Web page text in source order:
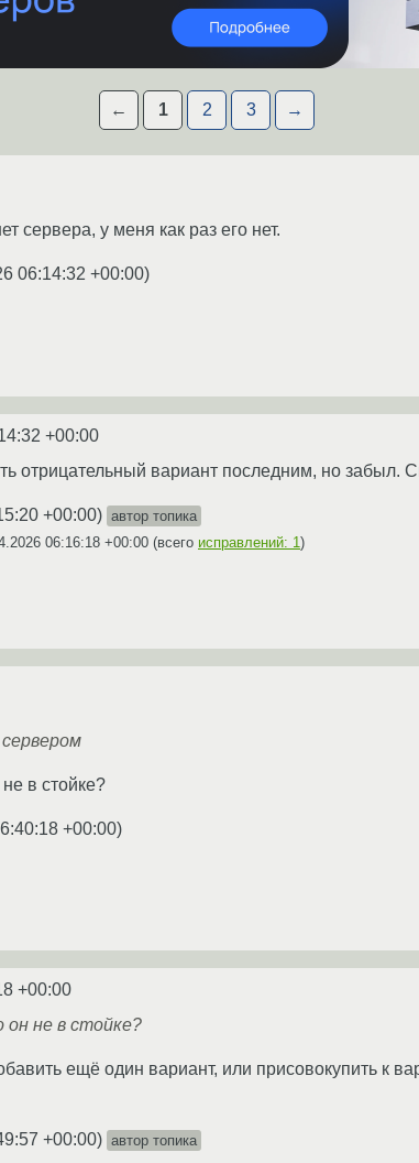
← 1 2 3 →
сервера, у меня как раз его нет.
06:14:32 +00:00)
+00:00
отрицательный вариант последним, но забыл.
+00:00) автор топика
06:16:18 +00:00 (всего исправлений: 1)
в стойке?
+00:00)
+00:00
не в стойке?
ещё один вариант, или присовокупить к
+00:00) автор топика